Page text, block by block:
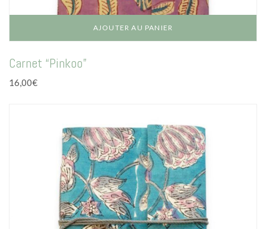
AJOUTER AU PANIER
Carnet “Pinkoo”
16,00€